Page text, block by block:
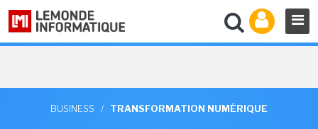
BUSINESS / TRANSFORMATION NUMÉRIQUE